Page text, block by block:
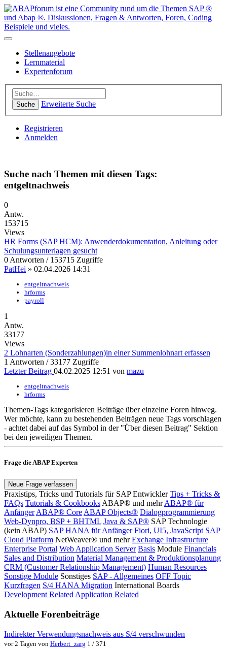
Stellenangebote
Lernmaterial
Expertenforum
Suche Erweiterte Suche
Registrieren
Anmelden
Suche nach Themen mit diesen Tags:
entgeltnachweis
0
Antw.
153715
Views
HR Forms (SAP HCM): Anwenderdokumentation, Anleitung oder
Schulungsunterlagen gesucht
0 Antworten / 153715 Zugriffe
PatHei » 02.04.2026 14:31
entgeltnachweis
hrforms
payroll
1
Antw.
33177
Views
2 Lohnarten (Sonderzahlungen)in einer Summenlohnart erfassen
1 Antworten / 33177 Zugriffe
Letzter Beitrag 04.02.2025 12:51 von mazu
entgeltnachweis
hrforms
Themen-Tags kategorisieren Beiträge über einzelne Foren hinweg.
Wer möchte, kann zu bestehenden Beiträgen neue Tags vorschlagen
- achtet dabei auf das Symbol in der "Über diesen Beitrag" Sektion
bei den jeweiligen Themen.
Frage die ABAP Experten
Neue Frage verfassen
Praxistips, Tricks und Tutorials für SAP Entwickler Tips + Tricks &
FAQs Tutorials & CookbooksABAP® und mehrABAP® für
AnfängerABAP® CoreABAP Objects® Dialogprogrammierung
Web-Dynpro, BSP + BHTML Java & SAP® SAP Technologie
(kein ABAP) SAP HANA für Anfänger Fiori, UI5, JavaScript SAP
Cloud Platform NetWeaver® und mehr Exchange Infrastructure
Enterprise Portal Web Application Server Basis Module Financials
Sales and Distribution Material Management & Produktionsplanung
CRM (Customer Relationship Management) Human Resources
Sonstige Module Sonstiges SAP - Allgemeines OFF Topic
Kurzfragen S/4 HANA Migration International Boards
Development RelatedApplication Related
Aktuelle Forenbeiträge
Indirekter Verwendungsnachweis aus S/4 verschwunden
vor 2 Tagen von Herbert_zarg 1 / 371